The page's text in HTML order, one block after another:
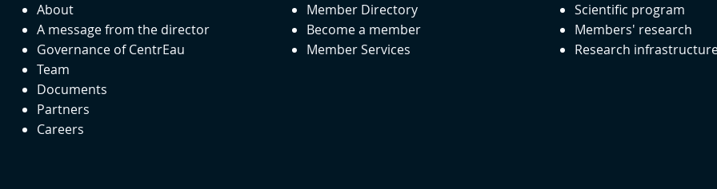
About
A message from the director
Governance of CentrEau
Team
Documents
Partners
Careers
Member Directory
Become a member
Member Services
Scientific program
Members' research
Research